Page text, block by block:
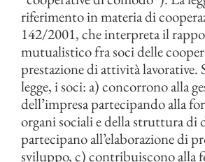
riferimento in materia di
142/2001, che interpreta il
mutualistico fra soci delle
prestazione di attività lavorative.
legge, i soci: a) concorrono alla
dell’impresa partecipando alla
organi sociali e della struttura di
partecipano all’elaborazione di
sviluppo, c) contribuiscono alla